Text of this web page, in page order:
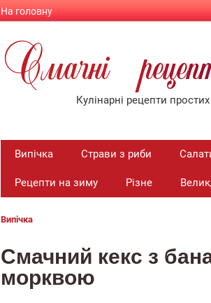
На головну
СмачнiКулiнарнi рецепти
Випiчка Страви з риби
Рецепти на зиму Різне
Випiчка
Смачний кекс з
морквою